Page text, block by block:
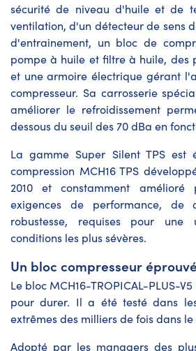
sécurité de niveau d'huile et de
ventilation, d'un détecteur de sens
d'entrainement, un bloc de
pompe à huile et filtre à huile, des
et une armoire électrique gérant
compresseur. Sa carrosserie
améliorer le refroidissement
dessous du seuil des 70 dBa en
La gamme Super Silent TPS
compression MCH16 TPS
2010 et constamment amélioré
exigences de performance,
robustesse, requises pour une
conditions les plus sévères.
Un bloc compresseur
Le bloc MCH16-TROPICAL-PLUS-V5
pour durer. Il a été testé dans
extrêmes des milliers de fois dans
Adopté par les managers des